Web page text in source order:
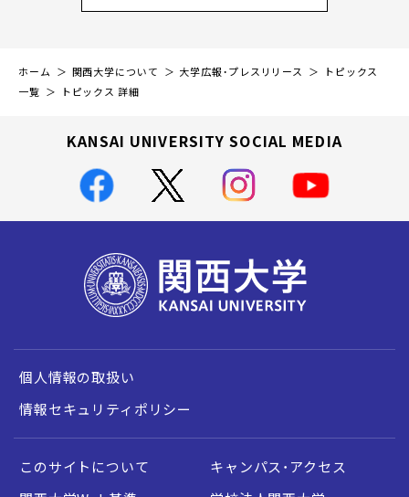
ホーム 関西大学について 大学広報・プレスリリース
トピックス
一覧
トピックス 詳細
KANSAI UNIVERSITY SOCIAL MEDIA
個人情報の取扱い
情報セキュリティポリシー
このサイトについて
キャンパス・アクセス